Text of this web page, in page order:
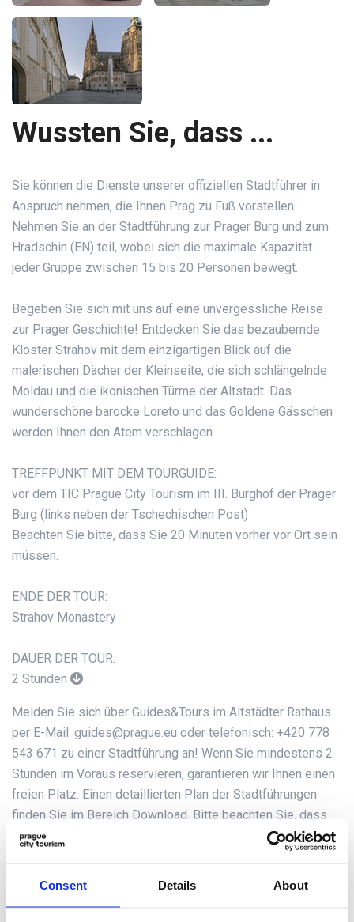
Consent Details About
Wussten Sie, dass ...
Sie können die Dienste unserer offiziellen Stadtführer in
Anspruch nehmen, die Ihnen Prag zu Fuß vorstellen.
Nehmen Sie an der Stadtführung zur Prager Burg und zum
Hradschin (EN) teil, wobei sich die maximale Kapazität
jeder Gruppe zwischen 15 bis 20 Personen bewegt.
Begeben Sie sich mit uns auf eine unvergessliche Reise
zur Prager Geschichte! Entdecken Sie das bezaubernde
Kloster Strahov mit dem einzigartigen Blick auf die
malerischen Dächer der Kleinseite, die sich schlängelnde
Moldau und die ikonischen Türme der Altstadt. Das
wunderschöne barocke Loreto und das Goldene Gässchen
werden Ihnen den Atem verschlagen.
TREFFPUNKT MIT DEM TOURGUIDE:
vor dem TIC Prague City Tourism im III. Burghof der Prager
Burg (links neben der Tschechischen Post)
Beachten Sie bitte, dass Sie 20 Minuten vorher vor Ort sein
müssen.
ENDE DER TOUR:
Strahov Monastery
DAUER DER TOUR:
2 Stunden
Melden Sie sich über Guides&Tours im Altstädter Rathaus
per E-Mail: guides@prague.eu oder telefonisch: +420 778
543 671 zu einer Stadtführung an! Wenn Sie mindestens 2
Stunden im Voraus reservieren, garantieren wir Ihnen einen
freien Platz. Einen detaillierten Plan der Stadtführungen
finden Sie im Bereich Download. Bitte beachten Sie, dass
die Reservierung verbindlich ist. Wenn Sie Ihre
Reservierung nicht stornieren (jeweils mindestens 24